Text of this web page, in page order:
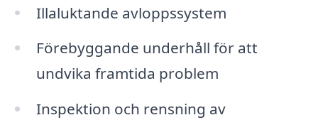
Illaluktande avloppssystem
Förebyggande underhåll för att
undvika framtida problem
Inspektion och rensning av